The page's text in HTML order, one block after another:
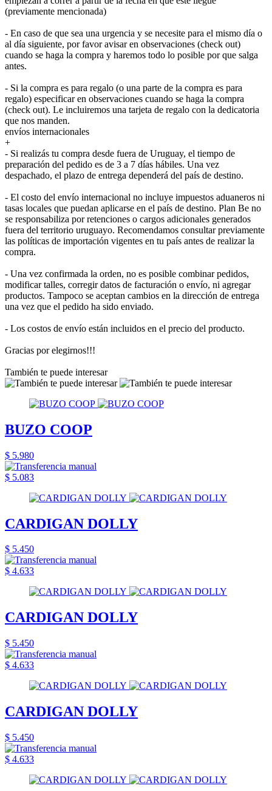
(previamente mencionada)
- En caso de que sea una urgencia y se necesite para el mismo día o
al día siguiente, por favor avisar en observaciones (check out)
cuando se haga la compra y haremos todo lo posible por que salga
antes.
- Si la compra es para regalo (o una parte de la compra es para
regalo) especificar en observaciones cuando se haga la compra
(check out). Le incluiremos una tarjeta de regalo con la dedicatoria
que nos manden.
envíos internacionales
+
- Si realizás tu compra desde fuera de Uruguay, el tiempo de
preparación del pedido es de 3 a 7 días hábiles. Una vez
despachado, el plazo de entrega dependerá del país de destino.
- El costo del envío internacional no incluye impuestos aduaneros ni
tasas locales que puedan aplicarse en el país de destino. Plan Be no
se responsabiliza por retenciones o cargos adicionales generados
fuera del territorio uruguayo. Recomendamos consultar previamente
las políticas de importación vigentes en tu país antes de realizar la
compra.
- Una vez confirmada la orden, no es posible combinar pedidos,
modificar talles, corregir datos de facturación o envío, ni agregar
productos. Tampoco se aceptan cambios en la dirección de entrega
una vez que el pedido ha sido enviado.
- Los costos de envío están incluidos en el precio del producto.
Gracias por elegirnos!!!
También te puede interesar
BUZO COOP
$ 5.980
$ 5.083
CARDIGAN DOLLY
$ 5.450
$ 4.633
CARDIGAN DOLLY
$ 5.450
$ 4.633
CARDIGAN DOLLY
$ 5.450
$ 4.633